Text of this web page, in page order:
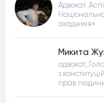
Адвокат.
академія»
Микита
адвокат,
з
прав